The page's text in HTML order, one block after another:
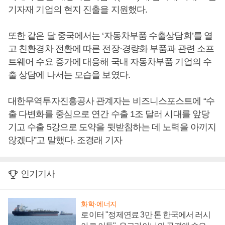
기자재 기업의 현지 진출을 지원했다.
또한 같은 달 중국에서는 ‘자동차부품 수출상담회’를 열
고 친환경차 전환에 따른 전장·경량화 부품과 관련 소프
트웨어 수요 증가에 대응해 국내 자동차부품 기업의 수
출 상담에 나서는 모습을 보였다.
대한무역투자진흥공사 관계자는 비즈니스포스트에 “수
출 다변화를 중심으로 연간 수출 1조 달러 시대를 앞당
기고 수출 5강으로 도약을 뒷받침하는 데 노력을 아끼지
않겠다”고 말했다. 조경래 기자
인기기사
화학·에너지
로이터 "정제연료 3만 톤 한국에서 러시